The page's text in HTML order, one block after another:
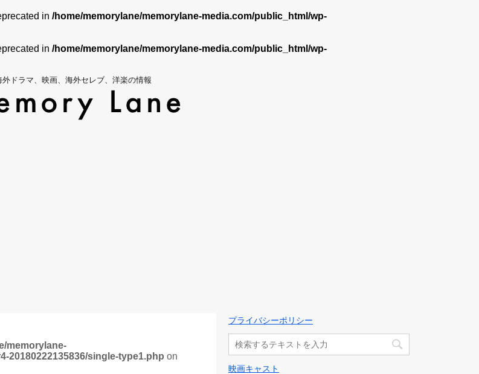
in /home/memorylane/memorylane-media.com/public_html/wp-
in /home/memorylane/memorylane-media.com/public_html/wp-
外ドラマ、映画、海外セレブ、洋楽の情報
memorylane-
20180222135836/single-type1.php on
プライバシーポリシー
映画キャスト